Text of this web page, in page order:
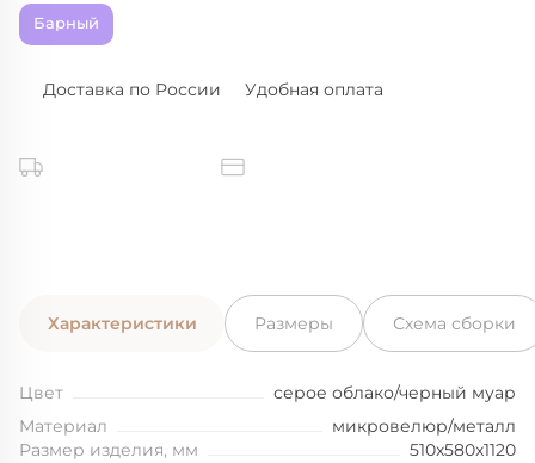
Барный
Доставка по России Удобная оплата
Характеристики Размеры Схема сборки
Цвет
серое облако/черный муар
Материал
микровелюр/металл
Размер изделия, мм
510x580x1120